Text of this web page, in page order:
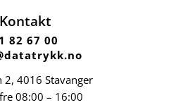
Kontakt
82 67 00
2, 4016 Stavanger
08:00 – 16:00